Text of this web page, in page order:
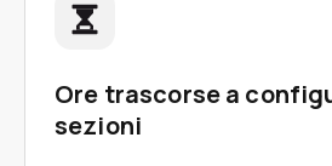
Ore trascorse a
sezioni